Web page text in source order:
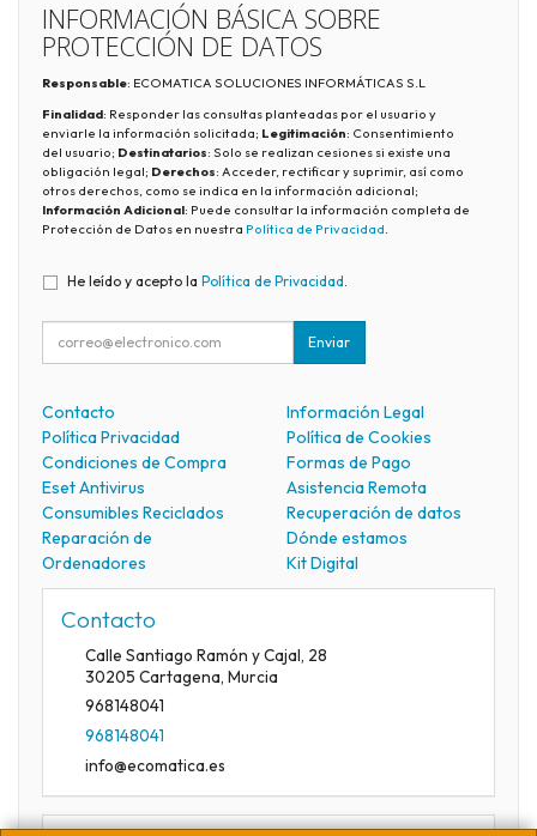
INFORMACIÓN BÁSICA SOBRE
PROTECCIÓN DE DATOS
Responsable: ECOMATICA SOLUCIONES INFORMÁTICAS S.L
Finalidad: Responder las consultas planteadas por el usuario y
enviarle la información solicitada; Legitimación: Consentimiento
del usuario; Destinatarios: Solo se realizan cesiones si existe una
obligación legal; Derechos: Acceder, rectificar y suprimir, así como
otros derechos, como se indica en la información adicional;
Información Adicional: Puede consultar la información completa de
Protección de Datos en nuestra Política de Privacidad.
He leído y acepto la Política de Privacidad
Enviar
Contacto
Información Legal
Política Privacidad
Política de Cookies
Condiciones de Compra
Formas de Pago
Eset Antivirus
Asistencia Remota
Consumibles Reciclados
Recuperación de datos
Reparación de
Ordenadores
Dónde estamos
Kit Digital
Contacto
Calle Santiago Ramón y Cajal, 28
30205 Cartagena, Murcia
968148041
968148041
info@ecomatica.es